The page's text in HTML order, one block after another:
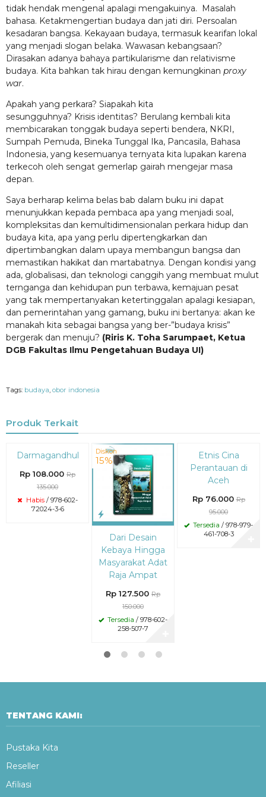
tidak hendak mengenal apalagi mengakuinya. Masalah
bahasa. Ketakmengertian budaya dan jati diri. Persoalan
kesadaran bangsa. Kekayaan budaya, termasuk kearifan lokal
yang menjadi slogan belaka. Wawasan kebangsaan?
Dirasakan adanya bahaya partikularisme dan relativisme
budaya. Kita bahkan tak hirau dengan kemungkinan proxy
war.
Apakah yang perkara? Siapakah kita
sesungguhnya? Krisis identitas? Berulang kembali kita
membicarakan tonggak budaya seperti bendera, NKRI,
Sumpah Pemuda, Bineka Tunggal Ika, Pancasila, Bahasa
Indonesia, yang kesemuanya ternyata kita lupakan karena
terkecoh oleh sengat gemerlap gairah mengejar masa
depan.
Saya berharap kelima belas bab dalam buku ini dapat
menunjukkan kepada pembaca apa yang menjadi soal,
kompleksitas dan kemultidimensionalan perkara hidup dan
budaya kita, apa yang perlu dipertengkarkan dan
dipertimbangkan dalam upaya membangun bangsa dan
memastikan hakikat dan martabatnya. Dengan kondisi yang
ada, globalisasi, dan teknologi canggih yang membuat mulut
ternganga dan kehidupan pun terbawa, kemajuan pesat
yang tak mempertanyakan ketertinggalan apalagi kesiapan,
dan pemerintahan yang gamang, buku ini bertanya: akan ke
manakah kita sebagai bangsa yang ber-”budaya krisis”
bergerak dan menuju? (Riris K. Toha Sarumpaet, Ketua
DGB Fakultas Ilmu Pengetahuan Budaya UI)
Tags: budaya obor indonesia
Produk Terkait
Diskon
20%
Darmagandhul
Rp 108.000 Rp
135.000
Habis / 978-602-
72024-3-6
Diskon
15%
Dari Desain
Kebaya Hingga
Masyarakat Adat
Raja Ampat
Rp 127.500 Rp
150.000
Tersedia / 978-602-
258-507-7
Diskon
20%Etnis Cina
Perantauan di
Aceh
Rp 76.000 Rp
95.000
Tersedia / 978-979-
461-708-3
TENTANG KAMI:
Pustaka Kita
Reseller
Afiliasi